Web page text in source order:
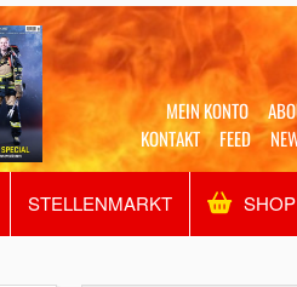
MEIN KONTO
KONTAKT
FEED
STELLENMARKT SHOP
Alles Shop